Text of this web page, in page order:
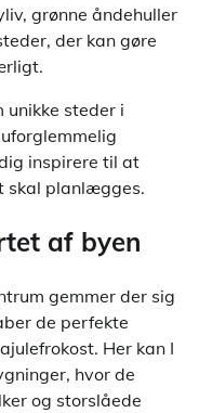
grønne åndehuller
der kan gøre
unikke steder i
inspirere til at
skal planlægges.
af byen
gemmer der sig
de perfekte
Her kan I
hvor de
og storslåede